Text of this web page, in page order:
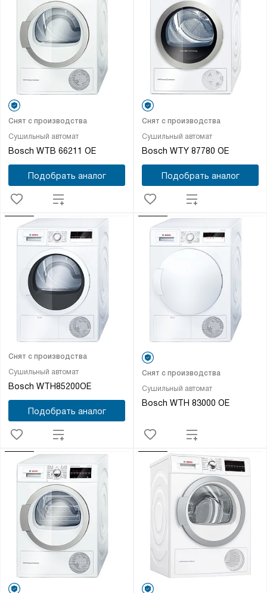
Сушильный автомат
Bosch WTB 66211 OE
Снят с производства
Подобрать аналог
Сушильный автомат
Bosch WTY 87780 OE
Снят с производства
Подобрать аналог
Сушильный автомат
Bosch WTH85200OE
Снят с производства
Подобрать аналог
Сушильный автомат
Bosch WTH 83000 OE
Снят с производства